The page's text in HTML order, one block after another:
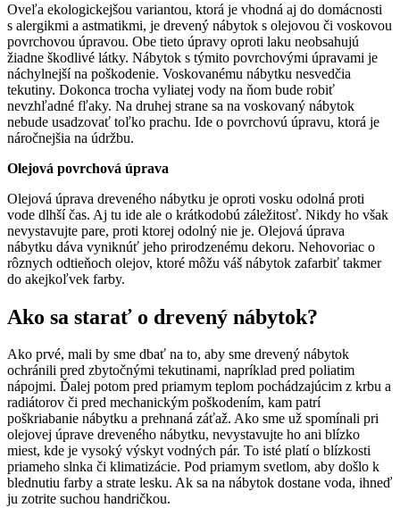
Oveľa ekologickejšou variantou, ktorá je vhodná aj do domácnosti
s alergikmi a astmatikmi, je drevený nábytok s olejovou či voskovou
povrchovou úpravou. Obe tieto úpravy oproti laku neobsahujú
žiadne škodlivé látky. Nábytok s týmito povrchovými úpravami je
náchylnejší na poškodenie. Voskovanému nábytku nesvedčia
tekutiny. Dokonca trocha vyliatej vody na ňom bude robiť
nevzhľadné fľaky. Na druhej strane sa na voskovaný nábytok
nebude usadzovať toľko prachu. Ide o povrchovú úpravu, ktorá je
náročnejšia na údržbu.
Olejová povrchová úprava
Olejová úprava dreveného nábytku je oproti vosku odolná proti
vode dlhší čas. Aj tu ide ale o krátkodobú záležitosť. Nikdy ho však
nevystavujte pare, proti ktorej odolný nie je. Olejová úprava
nábytku dáva vyniknúť jeho prirodzenému dekoru. Nehovoriac o
rôznych odtieňoch olejov, ktoré môžu váš nábytok zafarbiť takmer
do akejkoľvek farby.
Ako sa starať o drevený nábytok?
Ako prvé, mali by sme dbať na to, aby sme drevený nábytok
ochránili pred zbytočnými tekutinami, napríklad pred poliatim
nápojmi. Ďalej potom pred priamym teplom pochádzajúcim z krbu a
radiátorov či pred mechanickým poškodením, kam patrí
poškriabanie nábytku a prehnaná záťaž. Ako sme už spomínali pri
olejovej úprave dreveného nábytku, nevystavujte ho ani blízko
miest, kde je vysoký výskyt vodných pár. To isté platí o blízkosti
priameho slnka či klimatizácie. Pod priamym svetlom, aby došlo k
blednutiu farby a strate lesku. Ak sa na nábytok dostane voda, ihneď
ju zotrite suchou handričkou.